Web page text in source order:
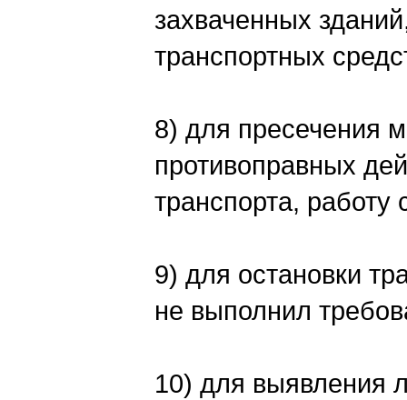
захваченных
транспортных
8) для пресечения
противоправных
транспорта, работу
9) для остановки
не выполнил
10) для выявления